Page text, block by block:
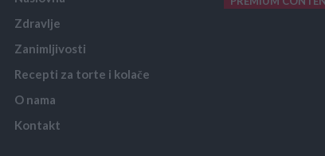
Zdravlje
Zanimljivosti
Recepti za torte i kolače
O nama
Kontakt